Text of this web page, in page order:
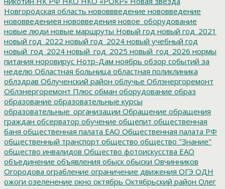
Новгородская область нововвведение нововведение
нововведениея нововведения новое_оборудование
новые люди новые маршруты Новый год новый год_2021
новый год_2022 новый год_2024 новый учебный год
новый_год_2024 новый_год_2025 новый_год_2026 нормы
питания норовирус Нотр-Дам ноябрь обзор событий за
неделю Областная больница областная поликлиника
облздрав Облученский район облучье Облэнергоремонт
Облэнергоремонт Плюс обман оборудование образ
образование образовательные курсы
образовательные_организации Обращение обращения
граждан обсерватор обучение общепит общественная
баня общественная палата ЕАО Общественная палата РФ
общественный транспорт общество общество "Знание"
общество инвалидов Общество фотоискусства ЕАО
объединение объявления обыск обыски Овчинников
Огородова ограбление ограничение движения ОГЭ ОДН
ожоги озеленение окно октябрь Октябрьский район Олег